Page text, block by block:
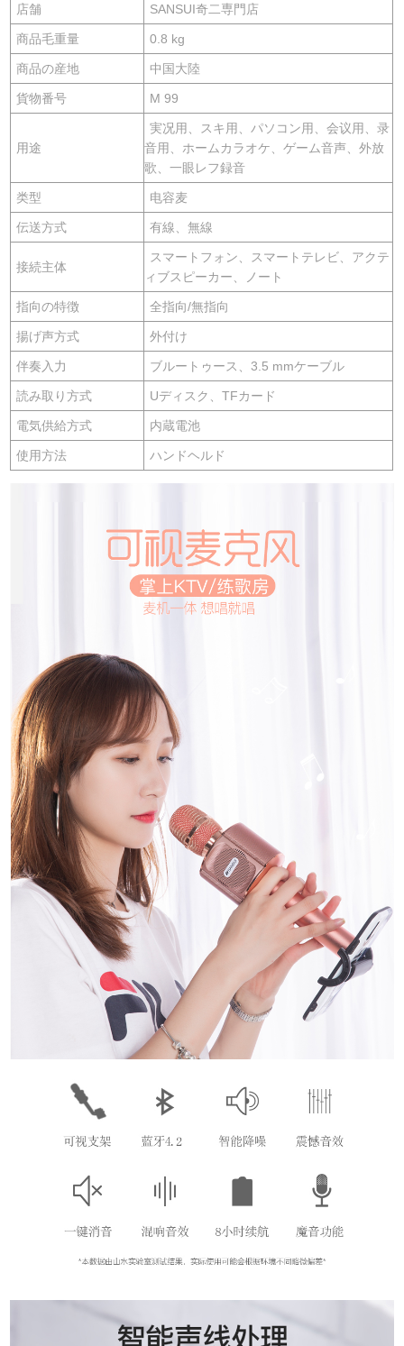
店舗 SANSUI奇二専門店
商品毛重量 0.8 kg
商品の産地 中国大陸
貨物番号 M 99
用途
実况用、スキ用、パソコン用、会议用、录
音用、ホームカラオケ、ゲーム音声、外放
歌、一眼レフ録音
类型 电容麦
伝送方式 有線、無線
接続主体
スマートフォン、スマートテレビ、アクテ
ィブスピーカー、ノート
指向の特徴 全指向/無指向
揚げ声方式 外付け
伴奏入力 ブルートゥース、3.5 mmケーブル
読み取り方式 Uディスク、TFカード
電気供給方式 内蔵電池
使用方法 ハンドヘルド